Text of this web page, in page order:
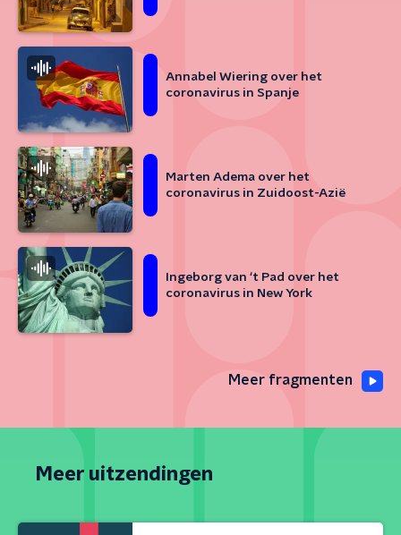
Annabel Wiering over het
coronavirus in Spanje
Marten Adema over het
coronavirus in Zuidoost-Azië
Ingeborg van ‘t Pad over het
coronavirus in New York
Meer fragmenten
Meer uitzendingen